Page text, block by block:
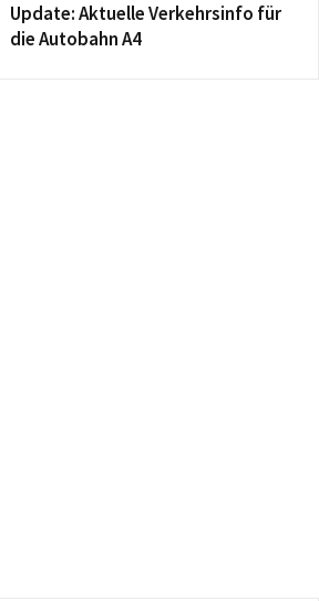
Update: Aktuelle Verkehrsinfo für
die Autobahn A4